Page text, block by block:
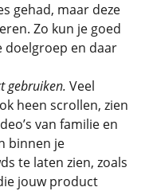
gehad, maar deze
Zo kun je goed
doelgroep en daar
gebruiken. Veel
heen scrollen, zien
van familie en
binnen je
te laten zien, zoals
jouw product